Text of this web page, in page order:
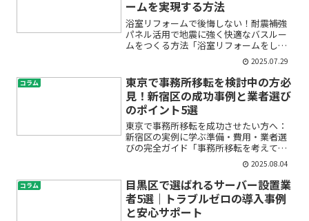
ームを実現する方法
浴室リフォームで後悔しない！耐震補強
パネル活用で地震に強く快適なバスルー
ムをつくる方法「浴室リフォームをした
いけれど、地震への不安がある」「築年
数が経っているのでリフォームのタイミ
ングで耐震補強も考えたい」――そんな
お悩みをお持ちの方は多い...
2025.07.29
コラム
東京で事務所移転を検討中の方必
見！新宿区の成功事例と業者選び
のポイント5選
東京で事務所移転を成功させたい方へ：
新宿区の実例に学ぶ準備・費用・業者選
びの完全ガイド「事務所移転を考えてい
るけれど、どこから手を付ければいいの
か分からない」「東京でオフィスを移す
にはどれくらいの費用や手続きが必
要？」「新宿区の移転事例やお...
2025.08.04
コラム
目黒区で選ばれるサーバー設置業
者5選｜トラブルゼロの導入事例
と安心サポート